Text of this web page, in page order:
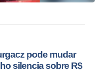
pode mudar
silencia sobre R$